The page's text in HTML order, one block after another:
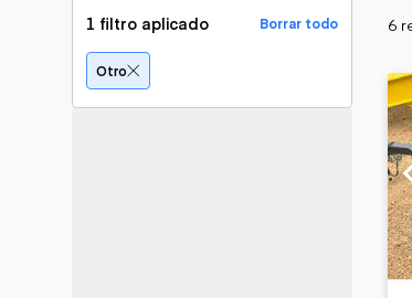
Aplicación
Agricultura
Áridos y cantera
GMC
International
John Deere
Peterbilt
1 filtro aplicado Borrar todo
Otro
6